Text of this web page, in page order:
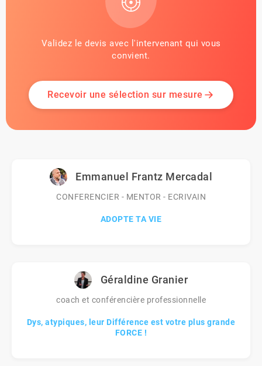
Validez le devis avec l'intervenant qui vous
convient.
Recevoir une sélection sur mesure
Emmanuel Frantz Mercadal
CONFERENCIER - MENTOR - ECRIVAIN
ADOPTE TA VIE
Géraldine Granier
coach et conférencière professionnelle
Dys, atypiques, leur Différence est votre plus grande
FORCE !